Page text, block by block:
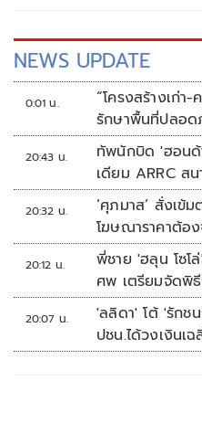
NEWS UPDATE
0:01 น.
“โครงสร้างเก่า-คนให
รักษาพื้นที่ปลอด
20:43 น.
ทัพนักบิด 'ฮอนด้
เดียม ARRC ส
20:32 น.
‘ศุภมาส’ สั่งเข้
โฆษณาราคาต้อ
20:12 น.
พี่ชาย 'ฮลุน โซโ
ศพ เตรียมจัดพิ
20:07 น.
'ลลิดา' โต้ 'รักช
ปชน.ได้วงเงินเ